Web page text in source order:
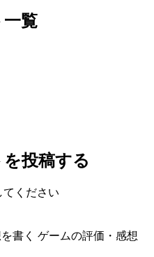
覧
投稿する
てください
書く ゲームの評価・感想